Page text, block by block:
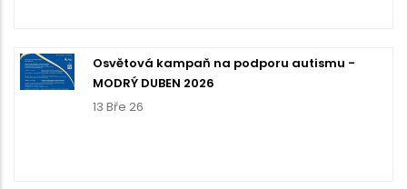
Osvětová kampaň na podporu autismu -
MODRÝ DUBEN 2026
13 Bře 26